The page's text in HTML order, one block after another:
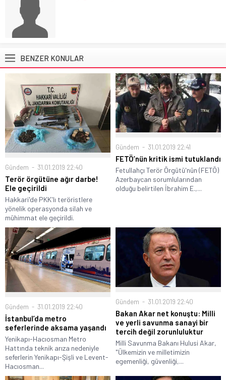
BENZER KONULAR
Gündem 31.01.2019 22:40
Terör örgütüne ağır darbe!
Ele geçirildi
Hakkari'de PKK'lı teröristlere
yönelik operasyonda silah ve
mühimmat ele geçirildi.
Gündem 31.01.2019 22:41
FETÖ’nün kritik ismi tutuklandı
Fetullahçı Terör Örgütü'nün (FETÖ)
Azerbaycan sorumlularından
olduğu belirtilen İbrahim E.,...
Gündem 31.01.2019 22:40
İstanbul’da metro
seferlerinde aksama yaşandı
Yenikapı-Hacıosman Metro
Hattında teknik arıza nedeniyle
seferlerin Yenikapı-Şişli ve Levent-
Hacıosman...
Gündem 31.01.2019 22:40
Bakan Akar net konuştu: Milli
ve yerli savunma sanayi bir
tercih değil zorunluluktur
Milli Savunma Bakanı Hulusi Akar,
"Ülkemizin ve milletimizin
egemenliği, güvenliği,...